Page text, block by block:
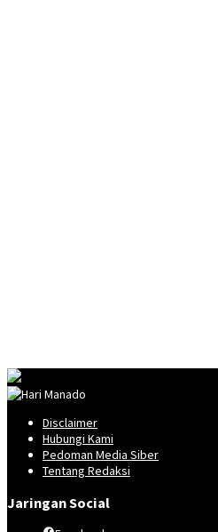
Disclaimer
Hubungi Kami
Pedoman Media Siber
Tentang Redaksi
Jaringan Social